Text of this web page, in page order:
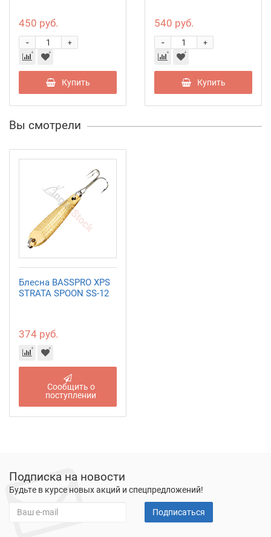
450 руб.
+
-
Купить
540 руб.
+
-
Купить
Вы смотрели
Блесна BASSPRO XPS
STRATA SPOON SS-12
374 руб.
Сообщить о
поступлении
Подписка на новости
Будьте в курсе новых акций и спецпредложений!
Подписаться